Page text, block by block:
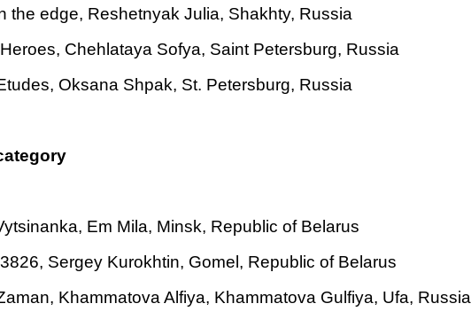
the edge, Reshetnyak Julia, Shakhty, Russia
Heroes, Chehlataya Sofya, Saint Petersburg, Russia
Oksana Shpak, St. Petersburg, Russia
Em Mila, Minsk, Republic of Belarus
Sergey Kurokhtin, Gomel, Republic of Belarus
Khammatova Alfiya, Khammatova Gulfiya, Ufa, Russia